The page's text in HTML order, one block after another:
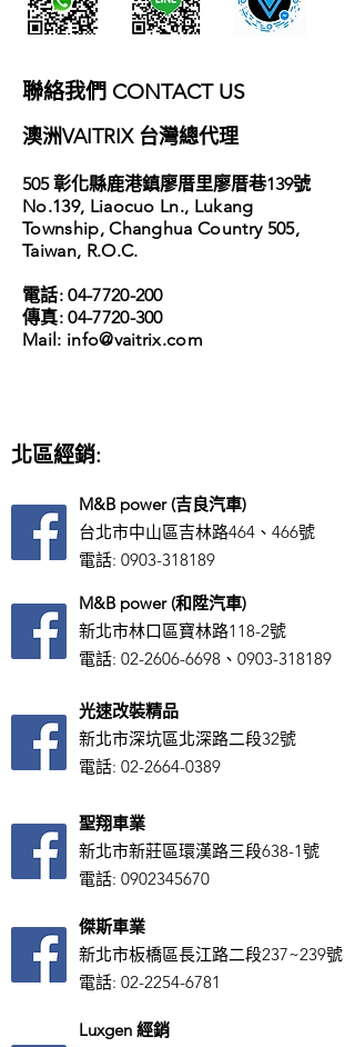
​聯絡我們 CONTACT US
​澳洲VAITRIX 台灣總代理
​505 彰化縣鹿港鎮廖厝里廖厝巷139號
No.139, Liaocuo Ln., Lukang
Township,Changhua Country 505,
Taiwan, R.O.C.
電話:04-7720-200
傳真:04-7720-300
​Mail: info@vaitrix.com
北區經銷:
M&B power (吉良汽車)
台北市中山區吉林路464、466號
電話: 0903-318189
M&B power (和陞汽車)
新北市林口區寶林路118-2號
電話: 02-2606-6698 、0903-318189
光速改裝精品
新北市深坑區北深路二段32號
電話: 02-2664-0389
聖翔車業
新北市新莊區環漢路三段638-1號
電話: 0902345670
傑斯車業
新北市板橋區長江路二段237~239號
電話: 02-2254-6781
Luxgen 經銷